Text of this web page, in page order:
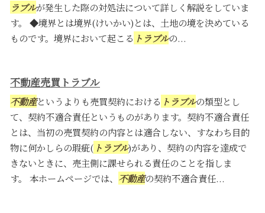
ラブルが発生した際の対処法について詳しく解説をしていま
す。 ◆境界とは境界(けいかい)とは、土地の境を決めている
ものです。境界において起こる トラブルの...
不動産売買トラブル
不動産というよりも売買契約における トラブルの類型とし
て、契約不適合責任というものがあります。契約不適合責任
とは、当初の売買契約の内容とは適合しない、すなわち目的
物に何かしらの瑕疵( トラブル)があり、契約の内容を達成で
きないときに、売主側に課せられる責任のことを指しま
す。 本ホームページでは、 不動産の契約不適合責任...